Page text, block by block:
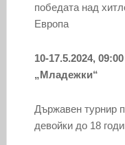
победата над
Европа
10-17.5.2024,
„Младежки“
Държавен турнир
девойки до 18